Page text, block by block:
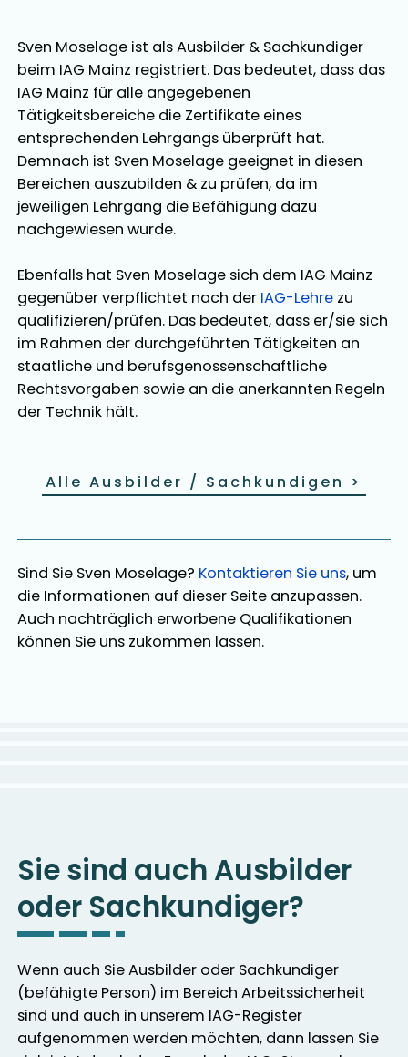
Sven Moselage ist alsAusbilder & Sachkundiger
beim IAG Mainz registriert. Das bedeutet, dass das
IAG Mainz für alle angegebenen
Tätigkeitsbereiche die Zertifikate eines
entsprechenden Lehrgangs überprüft hat.
Demnach ist Sven Moselage geeignet in diesen
Bereichen auszubilden & zu prüfen, da im
jeweiligen Lehrgang die Befähigung dazu
nachgewiesen wurde.
Ebenfalls hat Sven Moselage sich dem IAG Mainz
gegenüber verpflichtet nach der IAG-Lehre zu
qualifizieren/prüfen. Das bedeutet, dass er/sie sich
im Rahmen der durchgeführten Tätigkeiten an
staatliche und berufsgenossenschaftliche
Rechtsvorgaben sowie an die anerkannten Regeln
der Technik hält.
Alle Ausbilder / Sachkundigen >
Sind Sie Sven Moselage? Kontaktieren Sie uns, um
die Informationen auf dieser Seite anzupassen.
Auch nachträglich erworbene Qualifikationen
können Sie uns zukommen lassen.
Sie sind auch Ausbilder
oder Sachkundiger?
Wenn auch Sie Ausbilder oder Sachkundiger
(befähigte Person) im Bereich Arbeitssicherheit
sind und auch in unserem IAG-Register
aufgenommen werden möchten, dann lassen Sie